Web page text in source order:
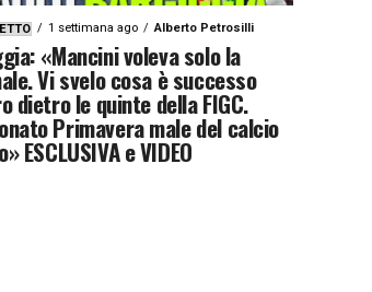
1 settimana ago Alberto Petrosilli
«Mancini voleva solo la
Vi svelo cosa è successo
dietro le quinte della FIGC.
Primavera male del calcio
ESCLUSIVA e VIDEO